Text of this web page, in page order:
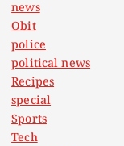
news
Obit
police
political news
Recipes
special
Sports
Tech